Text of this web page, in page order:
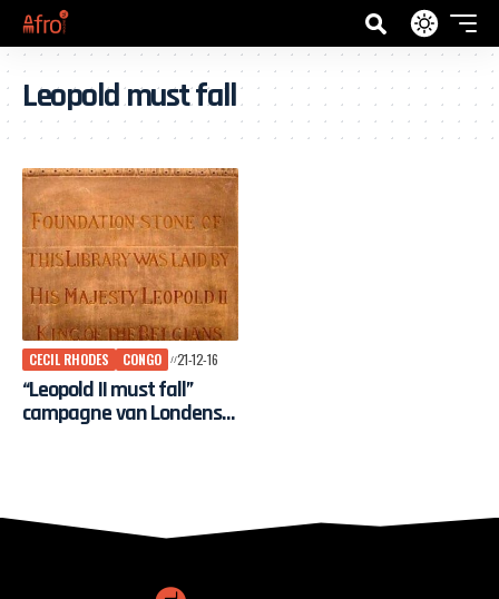
Leopold must fall
CECIL RHODES CONGO 21-12-16
“Leopold II must fall”
campagne van Londense